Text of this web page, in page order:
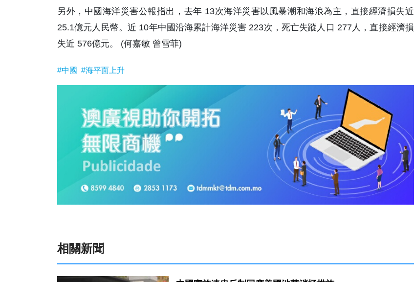
另外，中國海洋災害公報指出，去年 13次海洋災害以風暴潮和海浪為主，直接經濟損失近
25.1億元人民幣。近 10年中國沿海累計海洋災害 223次，死亡失蹤人口 277人，直接經濟損
失近 576億元。 (何嘉敏 曾雪菲)
#中國 #海平面上升
相關新聞